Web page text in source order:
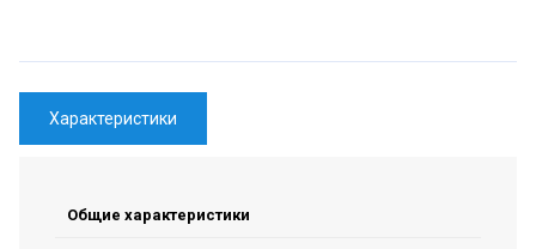
Характеристики
Общие характеристики